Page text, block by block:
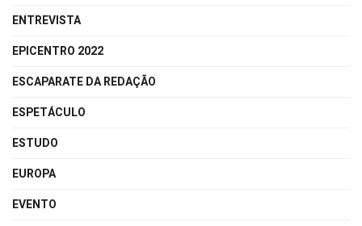
ENTREVISTA
EPICENTRO 2022
ESCAPARATE DA REDAÇÃO
ESPETÁCULO
ESTUDO
EUROPA
EVENTO